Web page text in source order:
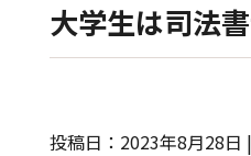
大学生は司法
投稿日：2023年8月28日